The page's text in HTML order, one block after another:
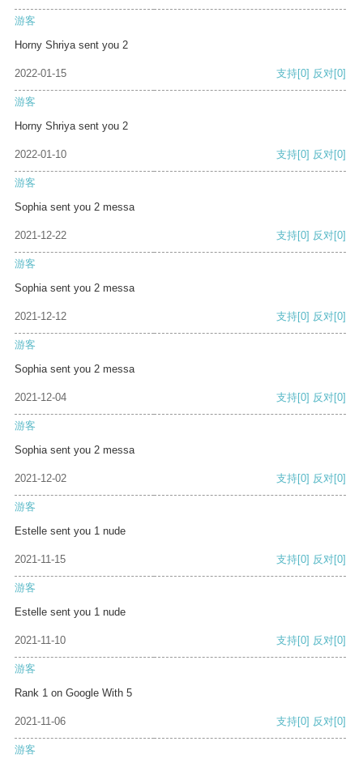
游客
Horny Shriya sent you 2
2022-01-15 支持[0] 反对[0]
游客
Horny Shriya sent you 2
2022-01-10 支持[0] 反对[0]
游客
Sophia sent you 2 messa
2021-12-22 支持[0] 反对[0]
游客
Sophia sent you 2 messa
2021-12-12 支持[0] 反对[0]
游客
Sophia sent you 2 messa
2021-12-04 支持[0] 反对[0]
游客
Sophia sent you 2 messa
2021-12-02 支持[0] 反对[0]
游客
Estelle sent you 1 nude
2021-11-15 支持[0] 反对[0]
游客
Estelle sent you 1 nude
2021-11-10 支持[0] 反对[0]
游客
Rank 1 on Google With 5
2021-11-06 支持[0] 反对[0]
游客